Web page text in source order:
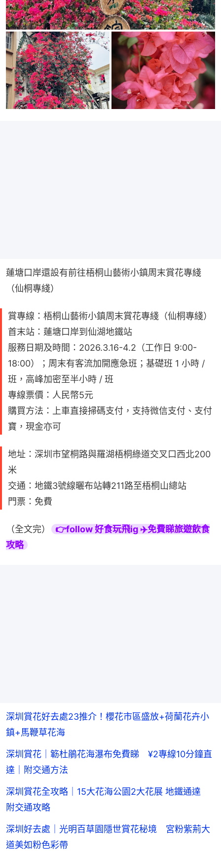
蓮塘口岸還設有前往梧桐山藝術小鎮周末賞花專綫
（仙桐專綫）
賞專線：梧桐山藝術小鎮周末賞花專綫（仙桐專綫）
首末站：蓮塘口岸到仙湖地鐵站
服務日期及時間：2026.3.16-4.2（工作日 9:00-
18:00）；周末有客流加開應急班；基礎班 1 小時 /
班，高峰加密至半小時 / 班
專線票價：人民幣5元
購買方法：上車直接掃碼支付，支持微信支付、支付
寶，現金亦可
地址：深圳市望桐路與羅湖梧桐綠道交叉口西北200
米
交通：地鐵3號線曬布站轉211路至梧桐山總站
門票：免費
（全文完）
👉follow 好食玩飛ig ✈️免費睇旅遊飲食
攻略
深圳賞花好去處23推介！櫻花市區盛放+荷蘭花卉小
鎮+馬鞭草花海
深圳賞花｜簕杜鵑花海瀑布免費睇 ¥2專線10分鐘直
達｜附交通方法
深圳賞花全攻略｜15大花海公園2大花展 地鐵通達
附交通攻略
深圳好去處｜光明百草園隱世賞花秘境 宮粉紫荊大
道美如粉色彩帶